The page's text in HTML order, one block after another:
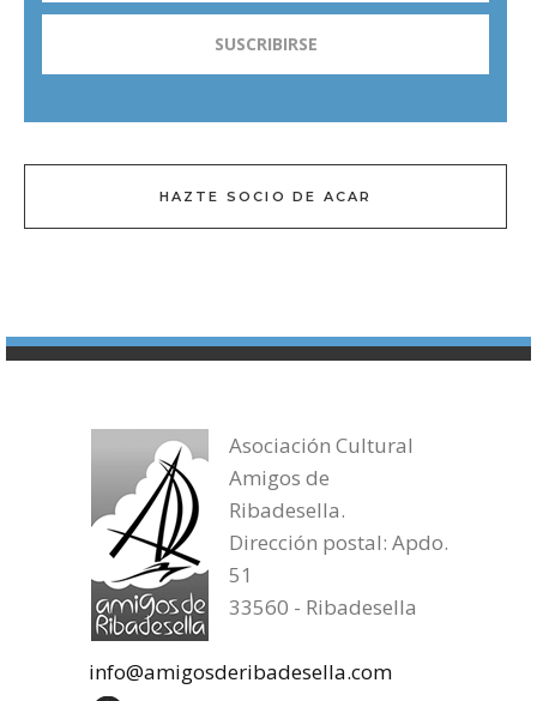
HAZTE SOCIO DE ACAR
Asociación Cultural
Amigos de
Ribadesella.
Dirección postal: Apdo.
51
33560 - Ribadesella
info@amigosderibadesella.com